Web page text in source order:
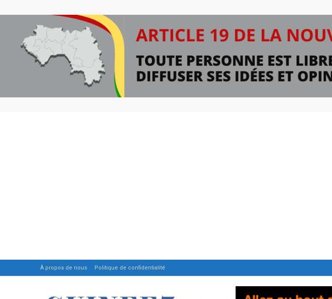
À propos de nous Politique de confidentialité